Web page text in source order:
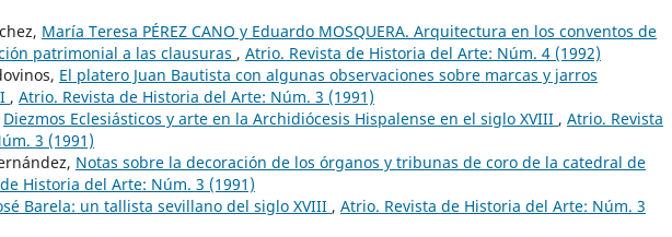
María Teresa PÉREZ CANO y Eduardo MOSQUERA. Arquitectura en los conventos de
patrimonial a las clausuras , Atrio. Revista de Historia del Arte: Núm. 4 (1992)
El platero Juan Bautista con algunas observaciones sobre marcas y jarros
, Atrio. Revista de Historia del Arte: Núm. 3 (1991)
Diezmos Eclesiásticos y arte en la Archidiócesis Hispalense en el siglo XVIII , Atrio. Revista
3 (1991)
Notas sobre la decoración de los órganos y tribunas de coro de la catedral de
Historia del Arte: Núm. 3 (1991)
Barela: un tallista sevillano del siglo XVIII , Atrio. Revista de Historia del Arte: Núm. 3